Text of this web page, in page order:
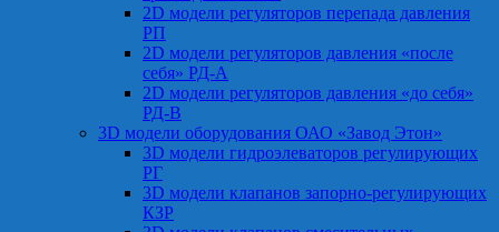
2D модели регуляторов перепада давления
РП
2D модели регуляторов давления «после
себя» РД-А
2D модели регуляторов давления «до себя»
РД-В
3D модели оборудования ОАО «Завод Этон»
3D модели гидроэлеваторов регулирующих
РГ
3D модели клапанов запорно-регулирующих
КЗР